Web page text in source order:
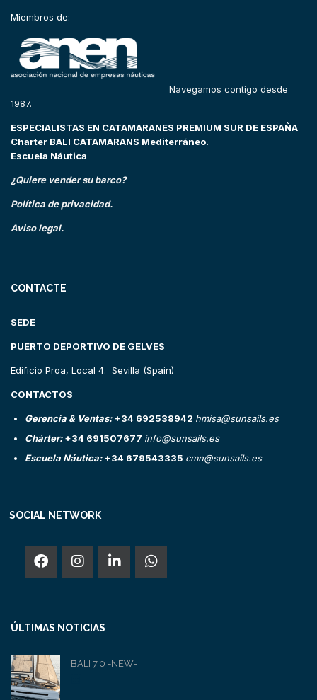
Miembros de:
Navegamos contigo desde
1987.
ESPECIALISTAS EN CATAMARANES PREMIUM SUR DE ESPAÑA
Charter BALI CATAMARANS Mediterráneo.
Escuela Náutica
¿Quiere vender su barco?
Política de privacidad.
Aviso legal.
CONTACTE
SEDE
PUERTO DEPORTIVO DE GELVES
Edificio Proa, Local 4. Sevilla (Spain)
CONTACTOS
Gerencia & Ventas:+34 692538942 hmisa@sunsails.es
Chárter:+34 691507677 info@sunsails.es
Escuela Náutica:+34 679543335 cmn@sunsails.es
SOCIAL NETWORK
ÚLTIMAS NOTICIAS
BALI 7.0 -NEW-